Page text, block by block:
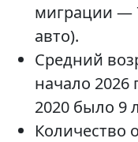
миграции —
авто).
Средний
начало 2026
2020 было 9
Количество